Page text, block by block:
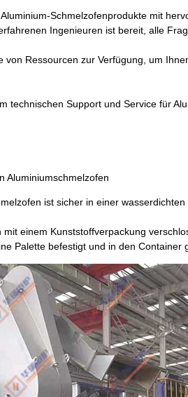
Schmelzofenprodukte mit
Ingenieuren ist bereit, alle
von Ressourcen zur Verfügung, um
technischen Support und Service für
Aluminiumschmelzofen
ist sicher in einer
mit einem Kunststoffverpackung
Palette befestigt und in den Container